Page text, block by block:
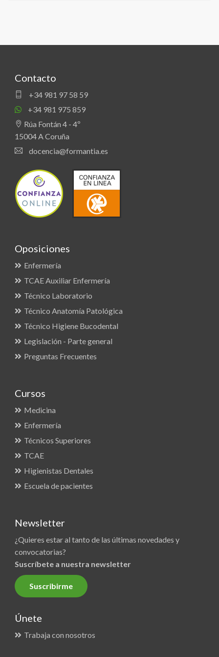
Contacto
+34 981 97 58 59
+34 981 975 859
Rúa Fontán 4 - 4º
15004 A Coruña
docencia@formantia.es
Oposiciones
Enfermería
TCAE Auxiliar Enfermería
Técnico Laboratorio
Técnico Anatomía Patológica
Técnico Higiene Bucodental
Legislación - Parte general
Preguntas Frecuentes
Cursos
Medicina
Enfermería
Técnicos Superiores
TCAE
Higienistas Dentales
Escuela de pacientes
Newsletter
¿Quieres estar al tanto de las últimas novedades y
convocatorias?
Suscríbete a nuestra newsletter
Suscribirme
Únete
Trabaja con nosotros